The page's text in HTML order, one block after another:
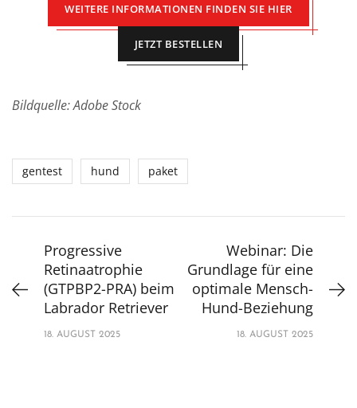
WEITERE INFORMATIONEN FINDEN SIE HIER
JETZT BESTELLEN
Bildquelle: Adobe Stock
gentest hund paket
Progressive
Retinaatrophie
(GTPBP2-PRA) beim
Labrador Retriever
18. AUGUST 2025
Webinar: Die
Grundlage für eine
optimale Mensch-
Hund-Beziehung
18. AUGUST 2025